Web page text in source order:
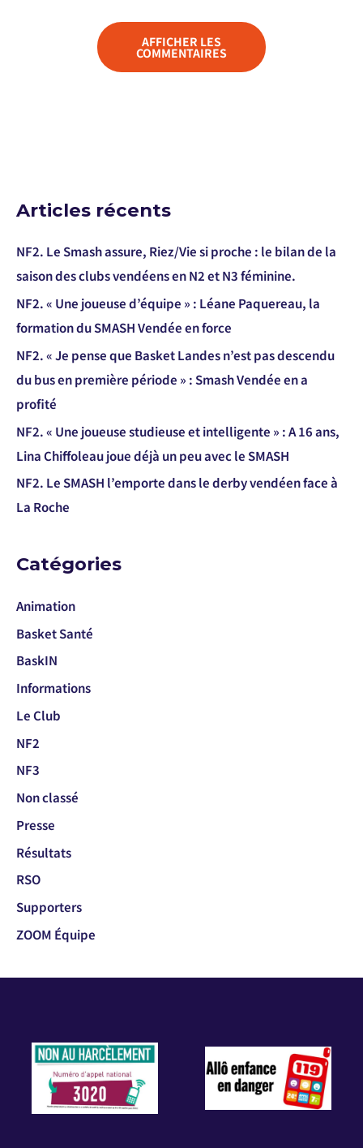
AFFICHER LES
COMMENTAIRES
Articles récents
NF2. Le Smash assure, Riez/Vie si proche : le bilan de la
saison des clubs vendéens en N2 et N3 féminine.
NF2. « Une joueuse d’équipe » : Léane Paquereau, la
formation du SMASH Vendée en force
NF2. « Je pense que Basket Landes n’est pas descendu
du bus en première période » : Smash Vendée en a
profité
NF2. « Une joueuse studieuse et intelligente » : A 16 ans,
Lina Chiffoleau joue déjà un peu avec le SMASH
NF2. Le SMASH l’emporte dans le derby vendéen face à
La Roche
Catégories
Animation
Basket Santé
BaskIN
Informations
Le Club
NF2
NF3
Non classé
Presse
Résultats
RSO
Supporters
ZOOM Équipe